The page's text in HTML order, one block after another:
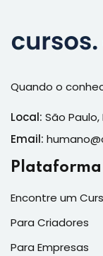
Quando o
Local: São Paulo,
Email:
Plataforma
Encontre um
Para Criadores
Para Empresas